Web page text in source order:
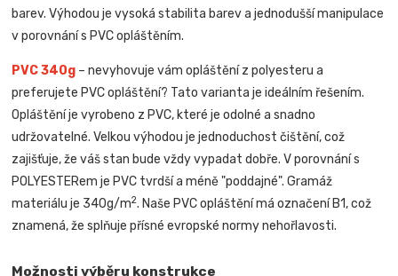
barev. Výhodou je vysoká stabilita barev a jednodušší manipulace
v porovnání s PVC opláštěním.
PVC 340g – nevyhovuje vám opláštění z polyesteru a
preferujete PVC opláštění? Tato varianta je ideálním řešením.
Opláštění je vyrobeno z PVC, které je odolné a snadno
udržovatelné. Velkou výhodou je jednoduchost čištění, což
zajišťuje, že váš stan bude vždy vypadat dobře. V porovnání s
POLYESTERem je PVC tvrdší a méně "poddajné". Gramáž
materiálu je 340g/m2. Naše PVC opláštění má označení B1, což
znamená, že splňuje přísné evropské normy nehořlavosti.
Možnosti výběru konstrukce